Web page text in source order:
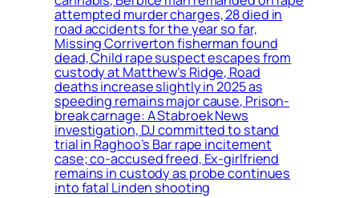
attempted murder charges, 28 died in
road accidents for the year so far,
Missing Corriverton fisherman found
dead, Child rape suspect escapes from
custody at Matthew’s Ridge, Road
deaths increase slightly in 2025 as
speeding remains major cause, Prison-
break carnage: A Stabroek News
investigation, DJ committed to stand
trial in Raghoo’s Bar rape incitement
case; co-accused freed, Ex-girlfriend
remains in custody as probe continues
into fatal Linden shooting